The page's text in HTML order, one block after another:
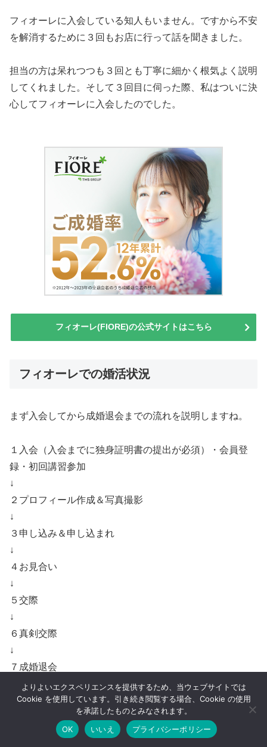
フィオーレに入会している知人もいません。ですから不安
を解消するために３回もお店に行って話を聞きました。
担当の方は呆れつつも３回とも丁寧に細かく根気よく説明
してくれました。そして３回目に伺った際、私はついに決
心してフィオーレに入会したのでした。
フィオーレ(FIORE)の公式サイトはこちら
フィオーレでの婚活状況
まず入会してから成婚退会までの流れを説明しますね。
１入会（入会までに独身証明書の提出が必須）・会員登
録・初回講習参加
↓
２プロフィール作成＆写真撮影
↓
３申し込み＆申し込まれ
↓
４お見合い
↓
５交際
↓
６真剣交際
↓
７成婚退会
簡単にはこのような流れになっています。
まず入会して真っ先に行うのは初回講習です。
ホーム 検索 トップ
よりよいエクスペリエンスを提供するため、当ウェブサイトでは
Cookie を使用しています。引き続き閲覧する場合、Cookie の使用
を承諾したものとみなされます。
OK
いいえ プライバシーポリシー